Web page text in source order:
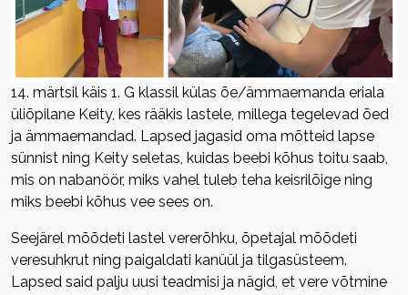
14. märtsil käis 1. G klassil külas õe/ämmaemanda eriala
üliõpilane Keity, kes rääkis lastele, millega tegelevad õed
ja ämmaemandad. Lapsed jagasid oma mõtteid lapse
sünnist ning Keity seletas, kuidas beebi kõhus toitu saab,
mis on nabanöör, miks vahel tuleb teha keisrilõige ning
miks beebi kõhus vee sees on.
Seejärel mõõdeti lastel vererõhku, õpetajal mõõdeti
veresuhkrut ning paigaldati kanüül ja tilgasüsteem.
Lapsed said palju uusi teadmisi ja nägid, et vere võtmine